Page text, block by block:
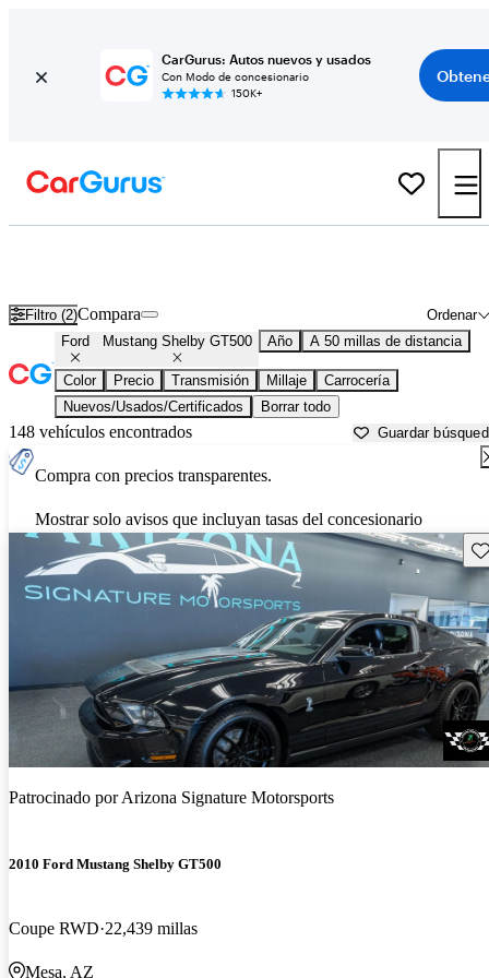
CarGurus: Autos nuevos y usados
Con Modo de concesionario
150K+
Filtro (2) Ordenar
Compara
Ford Mustang Shelby GT500 Año A 50 millas de distancia
Color Precio Transmisión Millaje
Carrocería
Nuevos/Usados/Certificados
Borrar todo
148 vehículos encontrados Guardar
Compra con precios transparentes.
Mostrar solo avisos que incluyan tasas del concesionario
Patrocinado porArizona Signature Motorsports
2010 Ford Mustang Shelby GT500
Coupe RWD 22,439 millas
Mesa, AZ